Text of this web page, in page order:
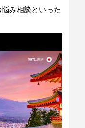
み相談といった